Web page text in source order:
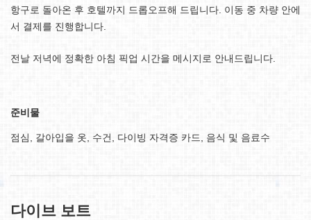
항구로 돌아온 후 호텔까지 드롭오프해 드립니다. 이동 중 차량 안에
서 결제를 진행합니다.
전날 저녁에 정확한 아침 픽업 시간을 메시지로 안내드립니다.
준비물
점심, 갈아입을 옷, 수건, 다이빙 자격증 카드, 음식 및 음료수
다이브 보트